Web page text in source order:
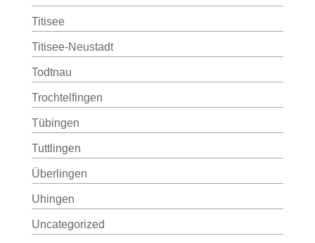
Titisee
Titisee-Neustadt
Todtnau
Trochtelfingen
Tübingen
Tuttlingen
Überlingen
Uhingen
Uncategorized